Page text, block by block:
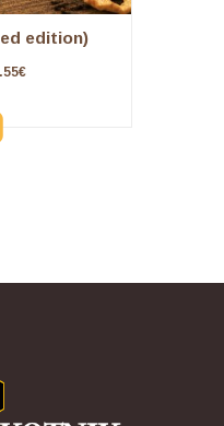
edition)
€